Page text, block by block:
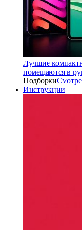
Лучшие
помещаются в
Подборки
Инструкции